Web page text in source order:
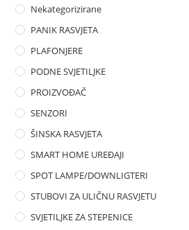
Nekategorizirane
PANIK RASVJETA
PLAFONJERE
PODNE SVJETILJKE
PROIZVOĐAČ
SENZORI
ŠINSKA RASVJETA
SMART HOME UREĐAJI
SPOT LAMPE/DOWNLIGTERI
STUBOVI ZA ULIČNU RASVJETU
SVJETILJKE ZA STEPENICE